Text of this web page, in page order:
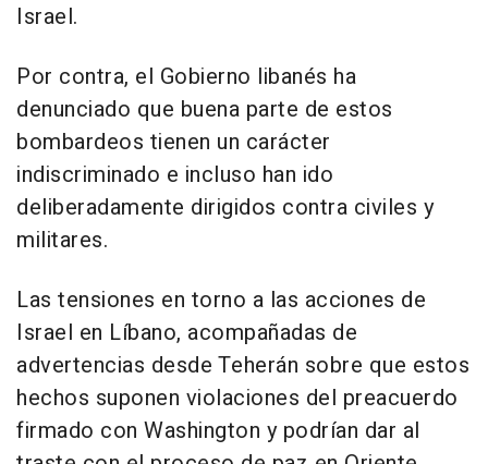
Israel.
Por contra, el Gobierno libanés ha
denunciado que buena parte de estos
bombardeos tienen un carácter
indiscriminado e incluso han ido
deliberadamente dirigidos contra civiles y
militares.
Las tensiones en torno a las acciones de
Israel en Líbano, acompañadas de
advertencias desde Teherán sobre que estos
hechos suponen violaciones del preacuerdo
firmado con Washington y podrían dar al